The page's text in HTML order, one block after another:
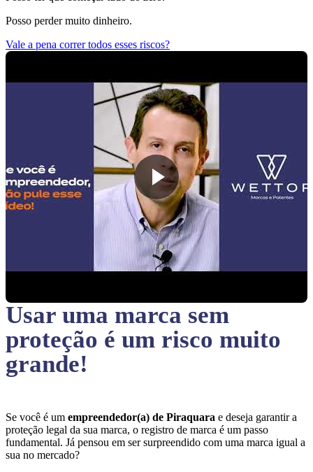
Posso perder muito dinheiro.
Vale a pena correr todos esses riscos?
Usar uma marca sem
proteção é um risco muito
grande!
Se você é um empreendedor(a) de Piraquara e deseja garantir a
proteção legal da sua marca, o registro de marca é um passo
fundamental. Já pensou em ser surpreendido com uma marca igual a
sua no mercado?